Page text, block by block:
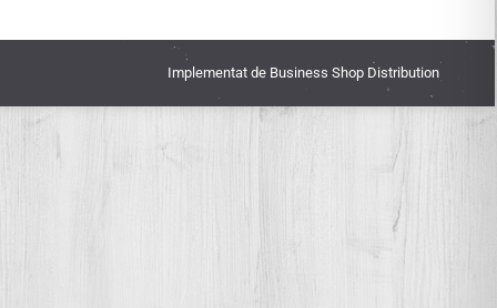
Implementat de Business Shop Distribution